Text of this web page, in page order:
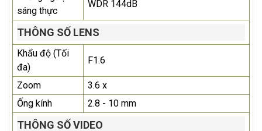
sáng thực
WDR 144dB
THÔNG SỐ LENS
Khẩu độ (Tối
đa)
F1.6
Zoom
3.6 x
Ống kính
2.8 - 10 mm
THÔNG SỐ VIDEO